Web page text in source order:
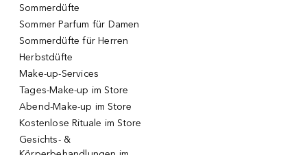
Sommerdüfte
Sommer Parfum für Damen
Sommerdüfte für Herren
Herbstdüfte
Make-up-Services
Tages-Make-up im Store
Abend-Make-up im Store
Kostenlose Rituale im Store
Gesichts- &